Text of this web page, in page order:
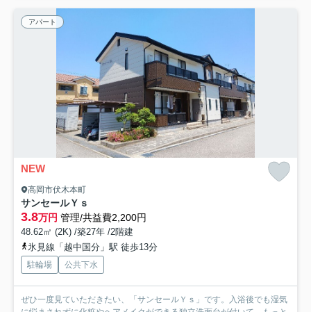
アパート
NEW
高岡市伏木本町
サンセールＹｓ
3.8万円 管理/共益費2,200円
48.62㎡ (2K) /築27年 /2階建
氷見線「越中国分」駅 徒歩13分
駐輪場 公共下水
ぜひ一度見ていただきたい、「サンセールＹｓ」です。入浴後でも湿気